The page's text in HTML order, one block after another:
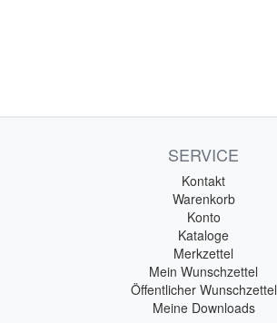
SERVICE
Kontakt
Warenkorb
Konto
Kataloge
Merkzettel
Mein Wunschzettel
Öffentlicher Wunschzettel
Meine Downloads